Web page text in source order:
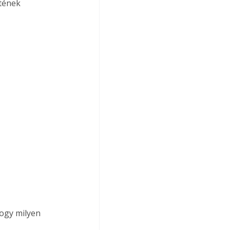
milyen